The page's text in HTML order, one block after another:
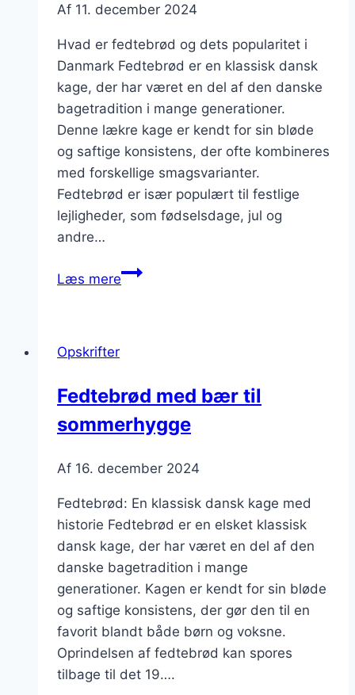
Af 11. december 2024
Hvad er fedtebrød og dets popularitet i
Danmark Fedtebrød er en klassisk dansk
kage, der har været en del af den danske
bagetradition i mange generationer.
Denne lækre kage er kendt for sin bløde
og saftige konsistens, der ofte kombineres
med forskellige smagsvarianter.
Fedtebrød er især populært til festlige
lejligheder, som fødselsdage, jul og
andre…
Læs mereFedtebrød
sødme
Opskrifter
Fedtebrød med bær til
sommerhygge
Af 16. december 2024
Fedtebrød: En klassisk dansk kage med
historie Fedtebrød er en elsket klassisk
dansk kage, der har været en del af den
danske bagetradition i mange
generationer. Kagen er kendt for sin bløde
og saftige konsistens, der gør den til en
favorit blandt både børn og voksne.
Oprindelsen af fedtebrød kan spores
tilbage til det 19….